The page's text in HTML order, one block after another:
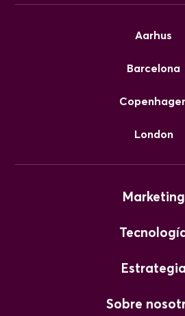
Aarhus
Barcelona
London
Marketing
Estrategia
Sobre